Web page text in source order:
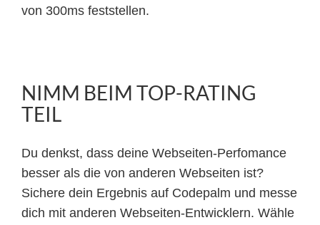
von 300ms feststellen.
NIMM BEIM TOP-RATING
TEIL
Du denkst, dass deine Webseiten-Perfomance
besser als die von anderen Webseiten ist?
Sichere dein Ergebnis auf Codepalm und messe
dich mit anderen Webseiten-Entwicklern. Wähle